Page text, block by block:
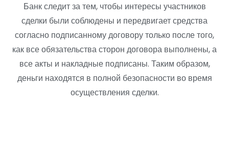
Банк следит за тем, чтобы интересы участников
сделки были соблюдены и передвигает средства
согласно подписанному договору только после того,
как все обязательства сторон договора выполнены, а
все акты и накладные подписаны. Таким образом,
деньги находятся в полной безопасности во время
осуществления сделки.